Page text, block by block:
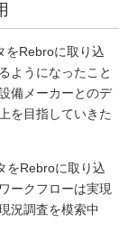
をRebroに取り込
ようになったこと
備メーカーとのデ
を目指していきた
をRebroに取り込
ークフローは実現
況調査を模索中